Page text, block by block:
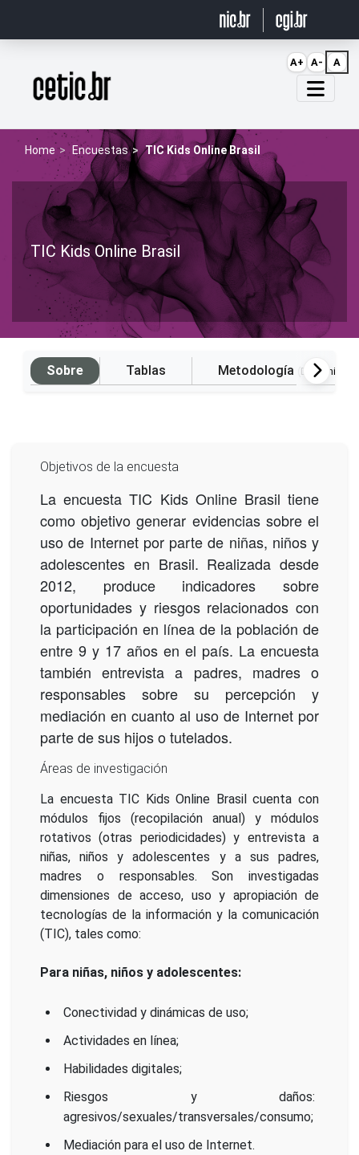
Página inicial
Home Encuestas TIC Kids Online Brasil
TIC Kids Online Brasil
Sobre Tablas Metodología (Disponible
Objetivos de la encuesta
La encuesta TIC Kids Online Brasil tiene
como objetivo generar evidencias sobre el
uso de Internet por parte de niñas, niños y
adolescentes en Brasil. Realizada desde
2012, produce indicadores sobre
oportunidades y riesgos relacionados con
la participación en línea de la población de
entre 9 y 17 años en el país. La encuesta
también entrevista a padres, madres o
responsables sobre su percepción y
mediación en cuanto al uso de Internet por
parte de sus hijos o tutelados.
Áreas de investigación
La encuesta TIC Kids Online Brasil cuenta con
módulos fijos (recopilación anual) y módulos
rotativos (otras periodicidades) y entrevista a
niñas, niños y adolescentes y a sus padres,
madres o responsables. Son investigadas
dimensiones de acceso, uso y apropiación de
tecnologías de la información y la comunicación
(TIC), tales como:
Para niñas, niños y adolescentes:
Conectividad y dinámicas de uso;
Actividades en línea;
Habilidades digitales;
Riesgos y daños:
agresivos/sexuales/transversales/consumo;
Mediación para el uso de Internet.
A+ A- A